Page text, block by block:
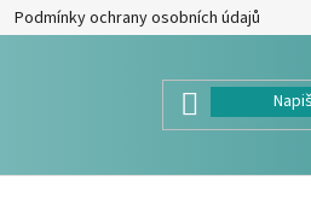
Podmínky ochrany osobních údajů